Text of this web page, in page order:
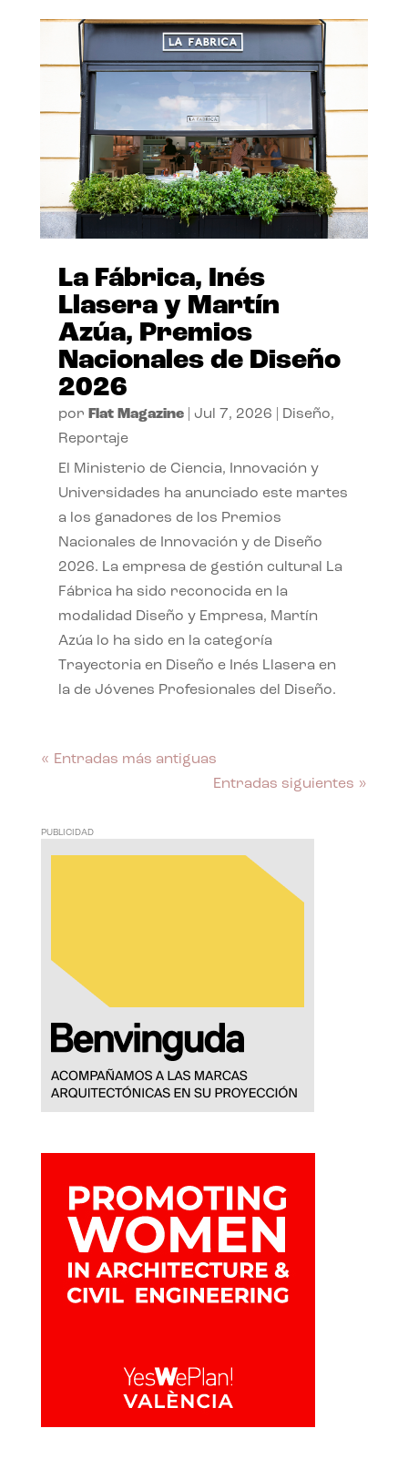
La Fábrica, Inés
Llasera y Martín
Azúa, Premios
Nacionales de Diseño
2026
por Flat Magazine| Jul 7, 2026 Diseño,
Reportaje
El Ministerio de Ciencia, Innovación y
Universidades ha anunciado este martes
a los ganadores de los Premios
Nacionales de Innovación y de Diseño
2026. La empresa de gestión cultural La
Fábrica ha sido reconocida en la
modalidad Diseño y Empresa, Martín
Azúa lo ha sido en la categoría
Trayectoria en Diseño e Inés Llasera en
la de Jóvenes Profesionales del Diseño.
« Entradas más antiguas
Entradas siguientes »
PUBLICIDAD